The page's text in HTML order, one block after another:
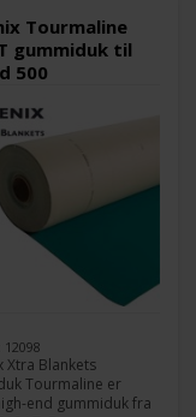
Tourmaline
gummiduk til
500
Xtra Blankets
Tourmaline er
end gummiduk fra